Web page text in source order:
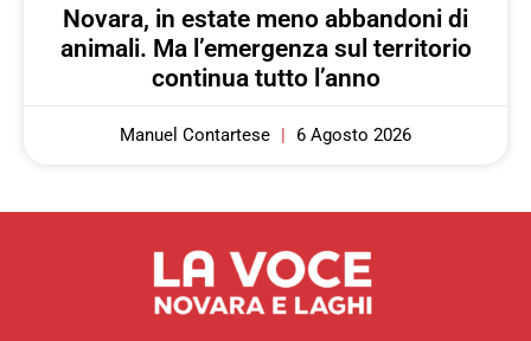
Novara, in estate meno abbandoni di
animali. Ma l’emergenza sul territorio
continua tutto l’anno
Manuel Contartese 6 Agosto 2026